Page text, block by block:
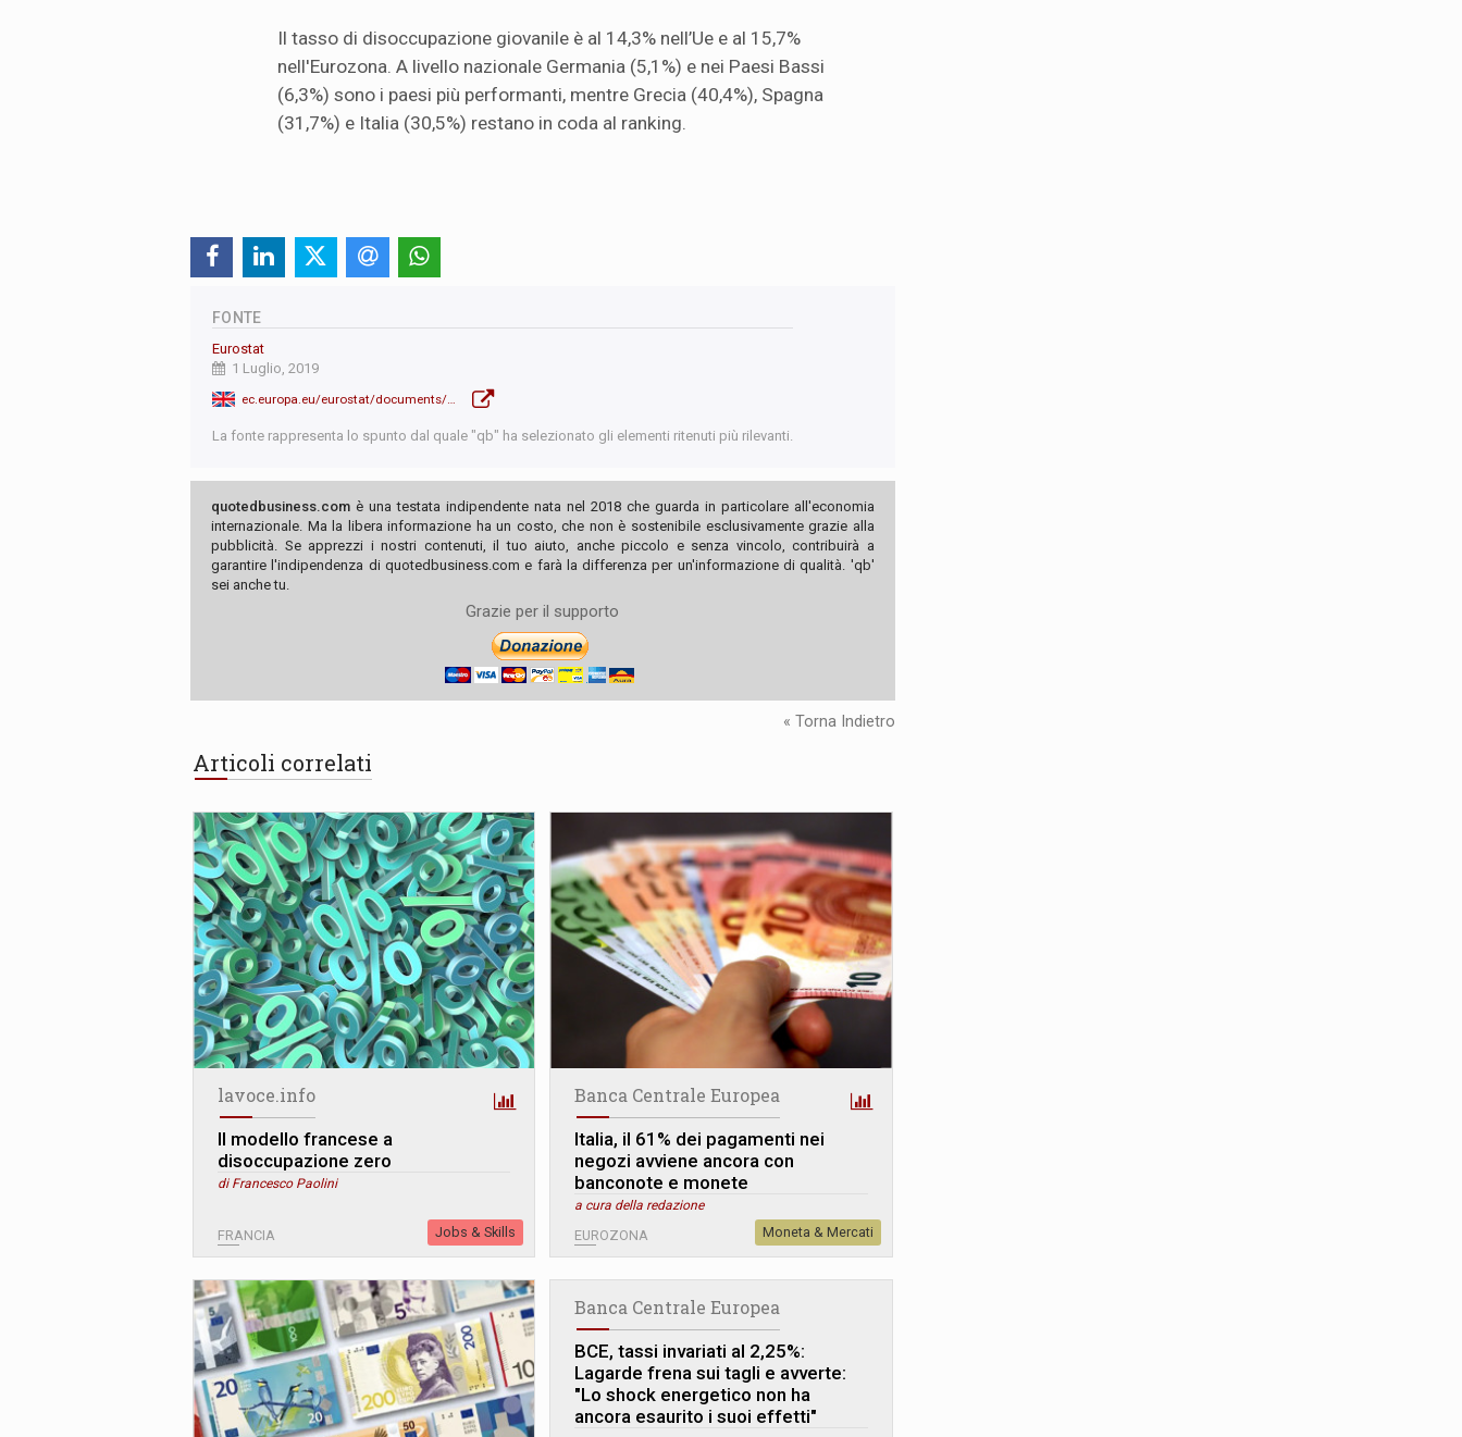
Il tasso di disoccupazione giovanile è al 14,3% nell’Ue e al 15,7%
nell'Eurozona. A livello nazionale Germania (5,1%) e nei Paesi Bassi
(6,3%) sono i paesi più performanti, mentre Grecia (40,4%), Spagna
(31,7%) e Italia (30,5%) restano in coda al ranking.
FONTE
Eurostat
1 Luglio, 2019
La fonte rappresenta lo spunto dal quale "qb" ha selezionato gli elementi ritenuti più rilevanti.
quotedbusiness.com è una testata indipendente nata nel 2018 che guarda in particolare all'economia
internazionale. Ma la libera informazione ha un costo, che non è sostenibile esclusivamente grazie alla
pubblicità. Se apprezzi i nostri contenuti, il tuo aiuto, anche piccolo e senza vincolo, contribuirà a
garantire l'indipendenza di quotedbusiness.com e farà la differenza per un'informazione di qualità. 'qb'
sei anche tu.
Grazie per il supporto
« Torna Indietro
Articoli correlati
lavoce.info
Il modello francese a
disoccupazione zero
di Francesco Paolini
FRANCIA Jobs & Skills
Banca Centrale Europea
Italia, il 61% dei pagamenti nei
negozi avviene ancora con
banconote e monete
a cura della redazione
EUROZONA Moneta & Mercati
Banca Centrale Europea
BCE, tassi invariati al 2,25%:
Lagarde frena sui tagli e avverte:
"Lo shock energetico non ha
ancora esaurito i suoi effetti"